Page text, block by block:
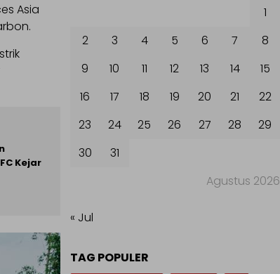
Asia
Kejar
Agustus 2026
1
2
3 4 5 6 7
8
9
10 11 12 13 14
15
16
17 18 19 20 21
22
23
24 25 26 27 28
29
30
31
« Jul
TAG POPULER